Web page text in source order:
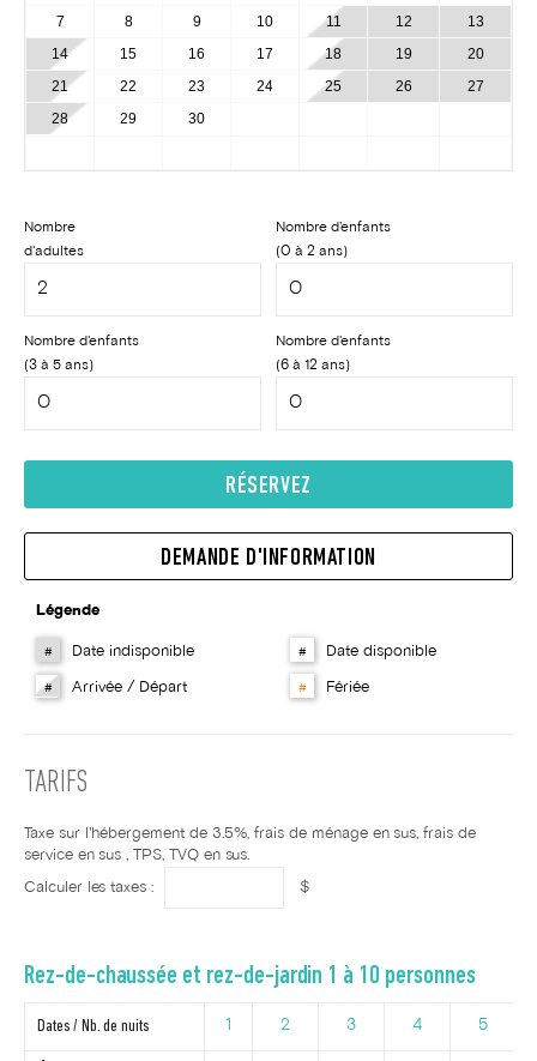
7 8 9 10 11 12
13
14
15 16 17 18 19
20
21
22 23 24 25 26
27
28
29 30
Nombre
d'adultes
Nombre d'enfants
(0 à 2 ans)
Nombre d'enfants
(3 à 5 ans)
Nombre d'enfants
(6 à 12 ans)
RÉSERVEZ
DEMANDE D'INFORMATION
Légende
# Date indisponible # Date disponible
# Arrivée / Départ # Fériée
TARIFS
Taxe sur l'hébergement de 3.5%, frais de ménage en sus, frais de
service en sus , TPS, TVQ en sus.
Calculer les taxes : $
Rez-de-chaussée et rez-de-jardin 1 à 10 personnes
Dates / Nb. de nuits 2 3 4 5